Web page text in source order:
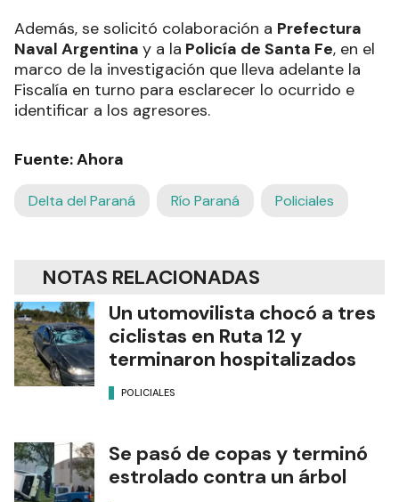
Además, se solicitó colaboración a Prefectura
Naval Argentina y a la Policía de Santa Fe, en el
marco de la investigación que lleva adelante la
Fiscalía en turno para esclarecer lo ocurrido e
identificar a los agresores.
Fuente: Ahora
Delta del Paraná Río Paraná Policiales
NOTAS RELACIONADAS
Un utomovilista chocó a tres
ciclistas en Ruta 12 y
terminaron hospitalizados
POLICIALES
Se pasó de copas y terminó
estrolado contra un árbol